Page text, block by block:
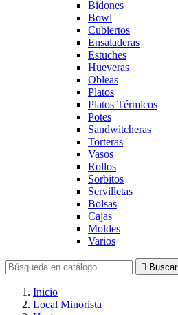
Bidones
Bowl
Cubiertos
Ensaladeras
Estuches
Hueveras
Obleas
Platos
Platos Térmicos
Potes
Sandwitcheras
Torteras
Vasos
Rollos
Sorbitos
Servilletas
Bolsas
Cajas
Moldes
Varios
 Buscar
Inicio
Local Minorista